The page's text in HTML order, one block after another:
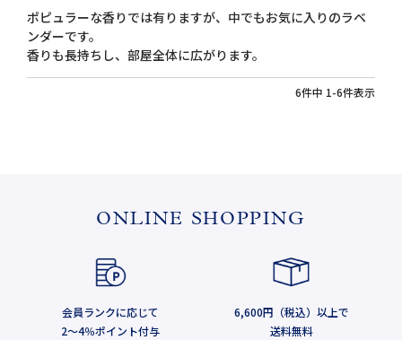
ポピュラーな香りでは有りますが、中でもお気に入りのラベ
ンダーです。
香りも長持ちし、部屋全体に広がります。
6件中 1-6件表示
ONLINE SHOPPING
会員ランクに応じて
2～4％ポイント付与
6,600円（税込）以上で
送料無料